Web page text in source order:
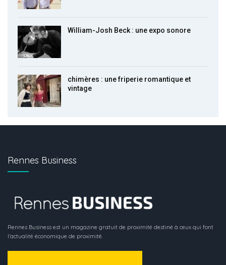
William-Josh Beck : une expo sonore
chimères : une friperie romantique et
vintage
Rennes Business
Rennes Business est un magazine gratuit de proximité destiné à ceux qui font
l’actualité économique de proximité.